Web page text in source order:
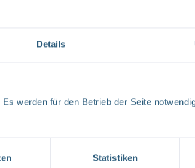
Details
werden für den Betrieb der Seite
Statistiken
Konrad Endlager Morsleben
für Strahlenschutz (BfS) hat die
und Entwicklungsstrategie der BGE
UND ENTWICKLUNG F&E-Strategie der
der vorliegenden F&E-Strategie